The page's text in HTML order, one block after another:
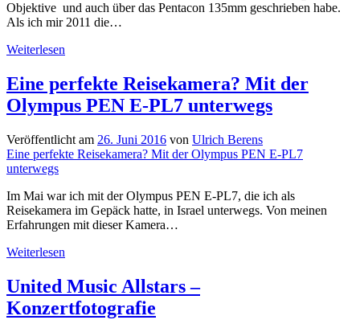
Objektive und auch über das Pentacon 135mm geschrieben habe.
Als ich mir 2011 die…
Weiterlesen
an
der
OM-
Eine perfekte Reisekamera? Mit der
Olympus PEN E-PL7 unterwegs
Veröffentlicht am 26. Juni 2016 von Ulrich Berens
Eine perfekte Reisekamera? Mit der Olympus PEN E-PL7
unterwegs
Im Mai war ich mit der Olympus PEN E-PL7, die ich als
Reisekamera im Gepäck hatte, in Israel unterwegs. Von meinen
Erfahrungen mit dieser Kamera…
Weiterlesen
Reisekamera?
Mit
der
United Music Allstars –
Konzertfotografie